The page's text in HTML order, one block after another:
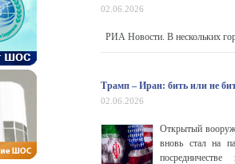
02.06.2026
РИА Новости. В нескольких
Трамп – Иран: бить или не
02.06.2026
Открытый
вновь стал на